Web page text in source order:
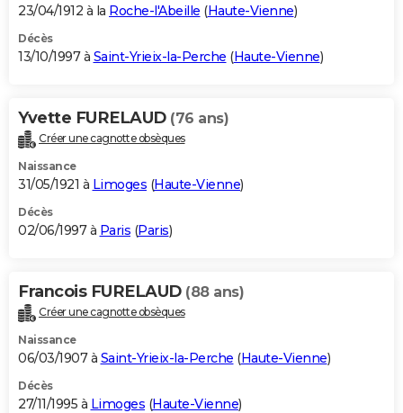
23/04/1912 à la Roche-l'Abeille (Haute-Vienne)
Décès
13/10/1997 à Saint-Yrieix-la-Perche (Haute-Vienne)
Yvette FURELAUD (76 ans)
Créer une cagnotte obsèques
Naissance
31/05/1921 à Limoges (Haute-Vienne)
Décès
02/06/1997 à Paris (Paris)
Francois FURELAUD (88 ans)
Créer une cagnotte obsèques
Naissance
06/03/1907 à Saint-Yrieix-la-Perche (Haute-Vienne)
Décès
27/11/1995 à Limoges (Haute-Vienne)